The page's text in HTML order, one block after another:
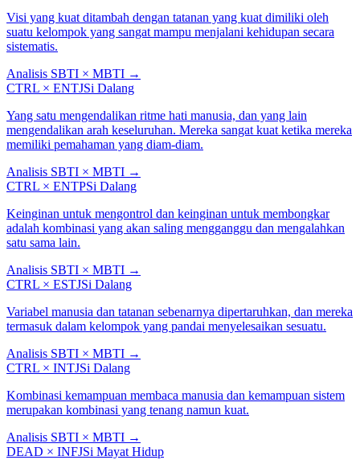
Visi yang kuat ditambah dengan tatanan yang kuat dimiliki oleh
suatu kelompok yang sangat mampu menjalani kehidupan secara
sistematis.
Analisis SBTI × MBTI →
CTRL × ENTJSi Dalang
Yang satu mengendalikan ritme hati manusia, dan yang lain
mengendalikan arah keseluruhan. Mereka sangat kuat ketika mereka
memiliki pemahaman yang diam-diam.
Analisis SBTI × MBTI →
CTRL × ENTPSi Dalang
Keinginan untuk mengontrol dan keinginan untuk membongkar
adalah kombinasi yang akan saling mengganggu dan mengalahkan
satu sama lain.
Analisis SBTI × MBTI →
CTRL × ESTJSi Dalang
Variabel manusia dan tatanan sebenarnya dipertaruhkan, dan mereka
termasuk dalam kelompok yang pandai menyelesaikan sesuatu.
Analisis SBTI × MBTI →
CTRL × INTJSi Dalang
Kombinasi kemampuan membaca manusia dan kemampuan sistem
merupakan kombinasi yang tenang namun kuat.
Analisis SBTI × MBTI →
DEAD × INFJSi Mayat Hidup